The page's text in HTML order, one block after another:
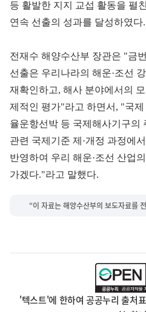
등 활발한 지지 교섭 활동을 펼
연속 선출의 성과를 달성하였다.
전재수 해양수산부 장관은 "금
선출은 우리나라의 해운·조선
재확인하고, 해사 분야에서의
제적인 평가"라고 하면서, "국
율운항선박 등 국제해사기구의
관련 국제기준 제·개정 과정에
반영하여 우리 해운·조선 산업
가겠다."라고 말했다.
“이 자료는 해양수산부의 보도자료를
'텍스트'에 한하여 공공누리 출처